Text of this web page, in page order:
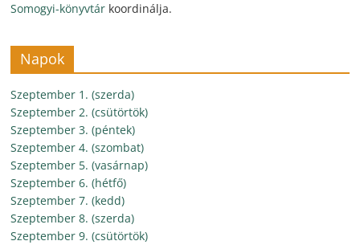
Somogyi-könyvtár koordinálja.
Napok
Szeptember 1. (szerda)
Szeptember 2. (csütörtök)
Szeptember 3. (péntek)
Szeptember 4. (szombat)
Szeptember 5. (vasárnap)
Szeptember 6. (hétfő)
Szeptember 7. (kedd)
Szeptember 8. (szerda)
Szeptember 9. (csütörtök)